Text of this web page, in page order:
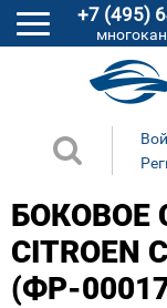
+7 (495)
БОКОВОЕ
CITROEN
(ФР-